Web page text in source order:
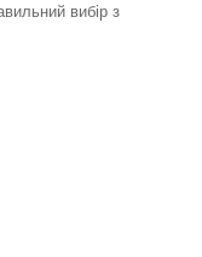
вибір з